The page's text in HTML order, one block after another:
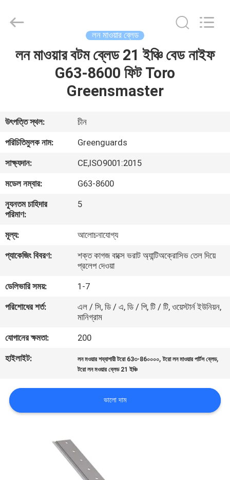
বাড়ি
আমাদের
সম্পর্কে
কারখানা
ভ্রমণ
নিয়ন্ত্রণ
করুন
উদ্ধৃতির
আবেদন
Trading
Rights
Reserved.
লন মাওয়ার ব্লেড
লন মাওয়ার বটম ব্লেড 21 ইঞ্চি বেড নাইফ
G63-8600 ফিট Toro
Greensmaster
উৎপত্তি স্থল:
চীন
পরিচিতিমুলক নাম:
Greenguards
সাক্ষ্যদান:
CE,ISO9001:2015
মডেল নম্বার:
G63-8600
ন্যূনতম চাহিদার
পরিমাণ:
5
মূল্য:
আলোচনাযোগ্য
প্যাকেজিং বিবরণ:
শক্ত কাগজ বাক্সে ভরাট অ্যান্টিঅক্রোসিভ তেল দিয়ে
প্রলেপ দেওয়া
ডেলিভারি সময়:
1-7
পরিশোধের শর্ত:
এল / সি, ডি / এ, ডি / পি, টি / টি, ওয়েস্টার্ন ইউনিয়ন,
মানিগ্রাম
যোগানের ক্ষমতা:
200
হাইলাইট:
লন মওয়ার শয্যাশায়ী টরো 63৩-86০০০০,টরো লন মাওয়ার পার্টস ব্লেড,
টরো লন মওয়ার ব্লেড 21 ইঞ্চি
ভালো দাম